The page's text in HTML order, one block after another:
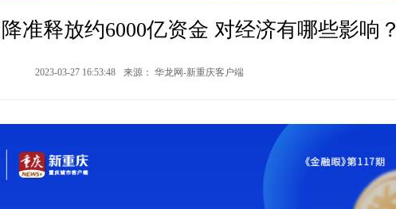
准释放约6000亿资金 对经济有哪些影响？
2023-03-27 16:53:48 来源： 华龙网-新重庆客户端